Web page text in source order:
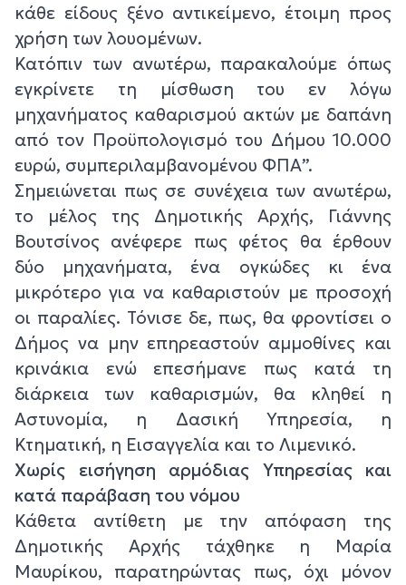
κάθε είδους ξένο αντικείμενο, έτοιμη προς
χρήση των λουομένων.
Κατόπιν των ανωτέρω, παρακαλούμε όπως
εγκρίνετε τη μίσθωση του εν λόγω
μηχανήματος καθαρισμού ακτών με δαπάνη
από τον Προϋπολογισμό του Δήμου 10.000
ευρώ, συμπεριλαμβανομένου ΦΠΑ”.
Σημειώνεται πως σε συνέχεια των ανωτέρω,
το μέλος της Δημοτικής Αρχής, Γιάννης
Βουτσίνος ανέφερε πως φέτος θα έρθουν
δύο μηχανήματα, ένα ογκώδες κι ένα
μικρότερο για να καθαριστούν με προσοχή
οι παραλίες. Τόνισε δε, πως, θα φροντίσει ο
Δήμος να μην επηρεαστούν αμμοθίνες και
κρινάκια ενώ επεσήμανε πως κατά τη
διάρκεια των καθαρισμών, θα κληθεί η
Αστυνομία, η Δασική Υπηρεσία, η
Κτηματική, η Εισαγγελία και το Λιμενικό.
Χωρίς εισήγηση αρμόδιας Υπηρεσίας και
κατά παράβαση του νόμου
Κάθετα αντίθετη με την απόφαση της
Δημοτικής Αρχής τάχθηκε η Μαρία
Μαυρίκου, παρατηρώντας πως, όχι μόνον